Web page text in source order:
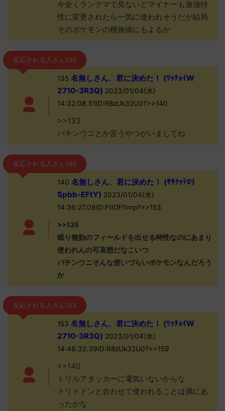
今全くランクマで見ないどマイナーも激強特
性に変更されたら一気に使われそうだが結局
そのポケモンの種族値にもよるか
反応される人さん135
135名無しさん、君に決めた！ (ﾜｯﾁｮｲW
2710-3R3Q) 2023/01/04(水)
14:32:08.31ID:R8zUk32U0?>>140
>>133
バチンウニとか言うやつがいましてね
反応される人さん140
140 名無しさん、君に決めた！ (ｻｻｸｯﾃﾛﾘ
Spbb-EFtY) 2023/01/04(水)
14:36:27.09ID:FtIOFfImp?>>153
>>135
眠り無効のフィールドを出せる特性なのにあまり
使われんの可哀想だなこいつ
バチンウニそんな使いづらいポケモンなんだろう
か
反応される人さん153
153 名無しさん、君に決めた！ (ﾜｯﾁｮｲW
2710-3R3Q) 2023/01/04(水)
14:46:32.39ID:R8zUk32U0?>>159
>>140
トリルアタッカーに電気いないからな
トリトドンと合わせて使われることは偶にあ
ったかな